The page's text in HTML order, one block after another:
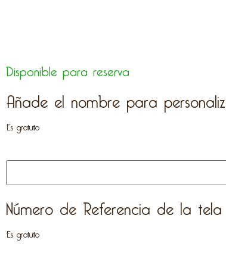
Disponible para reserva
Añade el nombre para
Es gratuito
Número de Referencia de la tela
Es gratuito